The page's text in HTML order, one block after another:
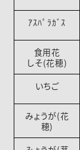
ｱｽﾊﾟﾗｶﾞｽ
食用花
しそ(花穂)
いちご
みょうが(花
穂)